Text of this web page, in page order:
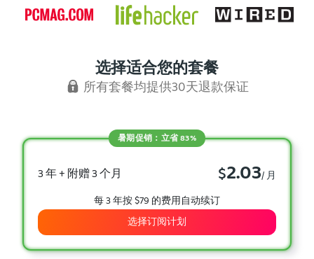
选择适合您的套餐
所有套餐均提供30天退款保证
3 年 + 附赠 3 个月 $2.03/ 月
暑期促销：立省 83%
每 3 年按 $79 的费用自动续订
选择订阅计划